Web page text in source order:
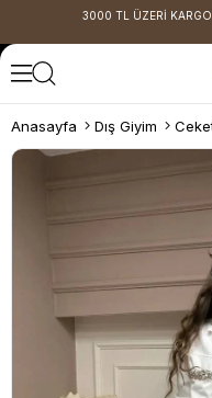
3000 TL ÜZERİ
Anasayfa Dış Giyim